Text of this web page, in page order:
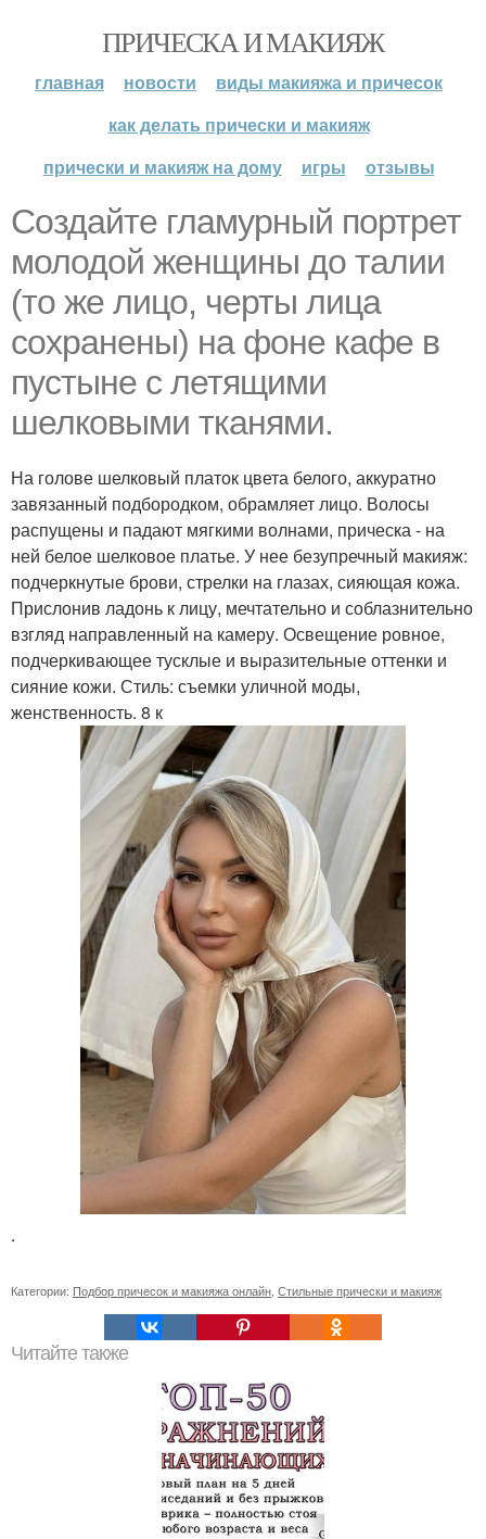
ПРИЧЕСКА И МАКИЯЖ
главная новости
виды макияжа и причесок
как делать прически и макияж
прически и макияж на дому
игры отзывы
Создайте гламурный портрет
молодой женщины до талии
(то же лицо, черты лица
сохранены) на фоне кафе в
пустыне с летящими
шелковыми тканями.
На голове шелковый платок цвета белого, аккуратно
завязанный подбородком, обрамляет лицо. Волосы
распущены и падают мягкими волнами, прическа - на
ней белое шелковое платье. У нее безупречный макияж:
подчеркнутые брови, стрелки на глазах, сияющая кожа.
Прислонив ладонь к лицу, мечтательно и соблазнительно
взгляд направленный на камеру. Освещение ровное,
подчеркивающее тусклые и выразительные оттенки и
сияние кожи. Стиль: съемки уличной моды,
женственность. 8 к
.
Категории: Подбор причесок и макияжа онлайн Стильные прически и макияж
Читайте также